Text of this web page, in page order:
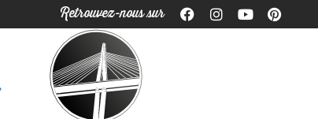
Retrouvez-nous sur